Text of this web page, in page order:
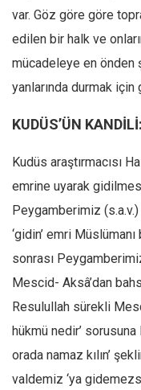
var. Göz göre göre
edilen bir halk ve
mücadeleye en önden
yanlarında durmak için
KUDÜS’ÜN
Kudüs araştırmacısı
emrine uyarak
Peygamberimiz
‘gidin’ emri
sonrası
Mescid- Aksâ’dan
Resulullah sürekli
hükmü nedir’
orada namaz kılın’
valdemiz ‘ya